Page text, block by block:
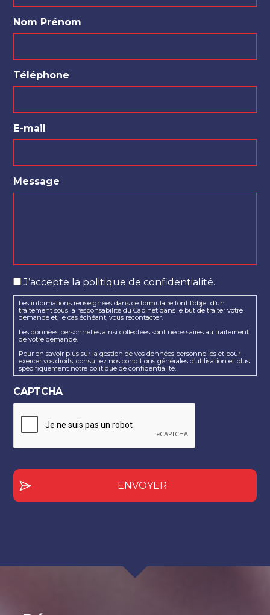
Nom Prénom
Téléphone
E-mail
Message
Les
informations
renseignées
dans
ce
formulaire
font
l’objet
d’un
traitement
sous
la
responsabilité
Cabinet
le
but
de
J’accepte la politique de confidentialité.
Les informations renseignées dans ce formulaire font l’objet d’un
traitement sous la responsabilité du Cabinet dans le but de traiter votre
demande et, le cas échéant, vous recontacter.
Les données personnelles ainsi collectées sont nécessaires au traitement
de votre demande.
Pour en savoir plus sur la gestion de vos données personnelles et pour
exercer vos droits, consultez nos conditions générales d’utilisation et plus
spécifiquement notre politique de confidentialité.
CAPTCHA